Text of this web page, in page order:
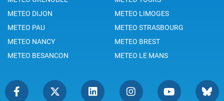
METEO DIJON
METEO LIMOGES
METEO PAU
METEO STRASBOURG
METEO NANCY
METEO BREST
METEO BESANCON
METEO LE MANS